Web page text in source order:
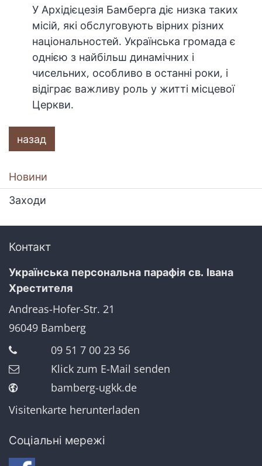
У Архідієцезія Бамберга діє низка таких
місій, які обслуговують вірних різних
національностей. Українська громада є
однією з найбільш динамічних і
чисельних, особливо в останні роки, і
відіграє важливу роль у житті місцевої
Церкви.
назад
Новини
Заходи
Контакт
Українська персональна парафія св. Івана
Хрестителя
Andreas-Hofer-Str. 21
96049 Bamberg
09 51 7 00 23 56
Klick zum E-Mail senden
bamberg-ugkk.de
Visitenkarte herunterladen
Соціальні мережі